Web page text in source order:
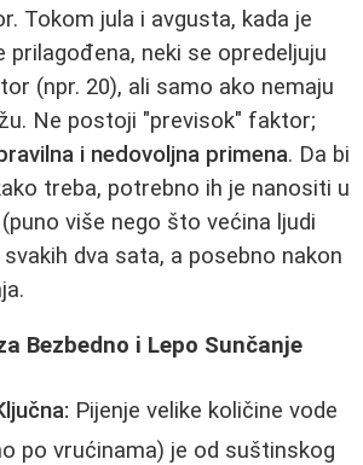
Tokom jula i avgusta, kada je
prilagođena, neki se opredeljuju
(npr. 20), ali samo ako nemaju
Ne postoji "previsok" faktor;
i nedovoljna primena. Da bi
treba, potrebno ih je nanositi u
više nego što većina ljudi
dva sata, a posebno nakon
Bezbedno i Lepo Sunčanje
Pijenje velike količine vode
po vrućinama) je od suštinskog